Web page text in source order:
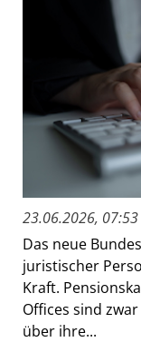
23.06.2026,
Das neue
juristischer
Kraft.
Offices sind
über ihre...